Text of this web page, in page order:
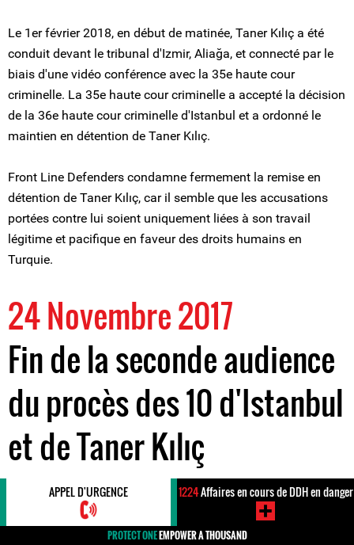
Le 1er février 2018, en début de matinée, Taner Kılıç a été
conduit devant le tribunal d'Izmir, Aliağa, et connecté par le
biais d'une vidéo conférence avec la 35e haute cour
criminelle. La 35e haute cour criminelle a accepté la décision
de la 36e haute cour criminelle d'Istanbul et a ordonné le
maintien en détention de Taner Kılıç.
Front Line Defenders condamne fermement la remise en
détention de Taner Kılıç, car il semble que les accusations
portées contre lui soient uniquement liées à son travail
légitime et pacifique en faveur des droits humains en
Turquie.
24 Novembre 2017
Fin de la seconde audience
du procès des 10 d'Istanbul
et de Taner Kılıç
Le 22 novembre 2017, la seconde audience du procès des
défenseur-ses des droits humains appelés les10 d'Istanbul
ainsi que le président d'Amnesty International Turquie, Taner
APPEL D'URGENCE 1224Affaires en cours de DDH en danger
PROTECT ONEEMPOWER A THOUSAND